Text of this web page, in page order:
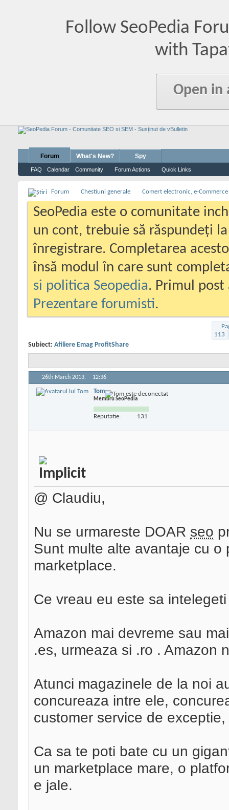
Follow SeoPedia
with
Open in
Forum
FAQ Calendar Community Forum Actions Quick Links
What's New? Spy
Forum Chestiuni generale Comert electronic, e-Commerce
SeoPedia este o comunitate
un cont, trebuie să răspundeți
înregistrare. Completarea
însă modul în care sunt
si politica Seopedia. Primul
Prezentare forumisti.
113
Subiect: Afiliere Emag ProfitShare
26th March 2013, 12:36
Tom
Membru SeoPedia
Reputatie: 131
@ Claudiu,
Nu se urmareste DOAR seo
Sunt multe alte avantaje cu
marketplace.
Ce vreau eu este sa
Amazon mai devreme sau
.es, urmeaza si .ro . Amazon
Atunci magazinele de la noi
concureaza intre ele,
customer service de
Ca sa te poti bate cu un
un marketplace mare, o
e jale.